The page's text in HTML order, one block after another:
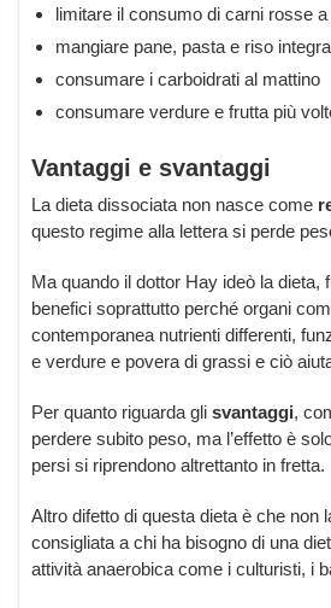
limitare il consumo di carni rosse
mangiare pane, pasta e riso
consumare i carboidrati al mattino
consumare verdure e frutta più
Vantaggi e svantaggi
La dieta dissociata non nasce come
questo regime alla lettera si perde
Ma quando il dottor Hay ideò la dieta,
benefici soprattutto perché organi
contemporanea nutrienti differenti,
e verdure e povera di grassi e ciò
Per quanto riguarda gli svantaggi,
perdere subito peso, ma l’effetto è
persi si riprendono altrettanto in fretta.
Altro difetto di questa dieta è che non
consigliata a chi ha bisogno di una
attività anaerobica come i culturisti, i